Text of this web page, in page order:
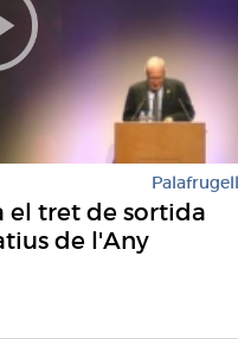
Palafrugell
el tret de sortida
de l'Any